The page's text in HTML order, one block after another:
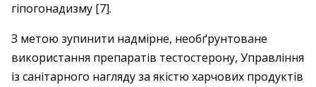
гіпогонадизму [7].
З метою зупинити надмірне, необґрунтоване
використання препаратів тесто­стерону, Управління
із санітарного нагляду за якістю харчових продуктів